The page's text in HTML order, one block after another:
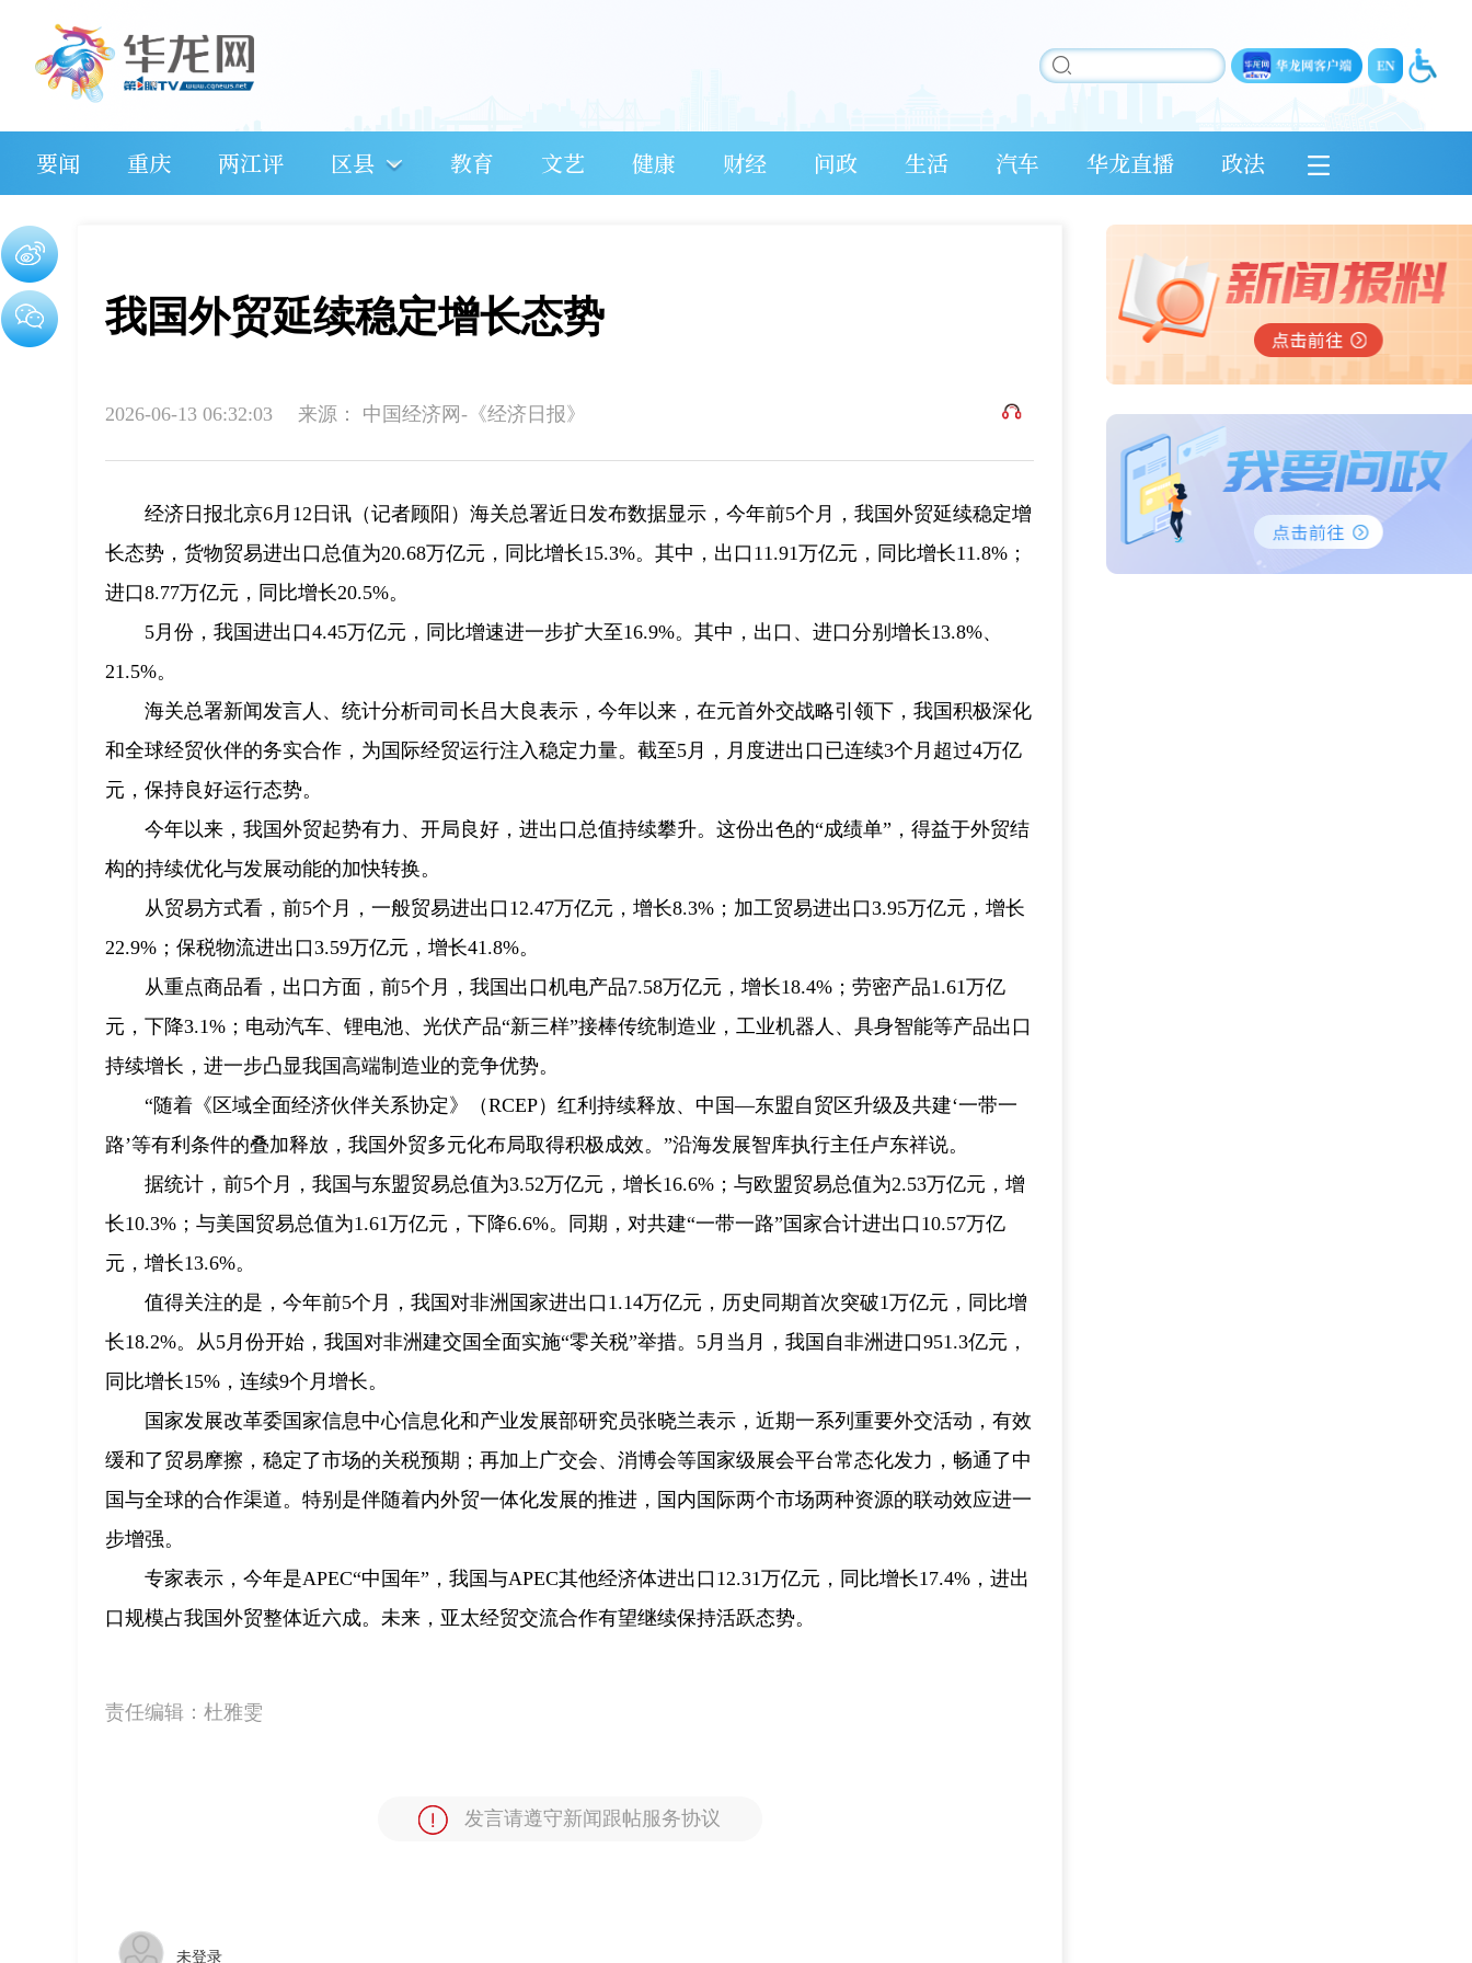
要闻 重庆 两江评 区县 教育 文艺 健康 财经 问政 生活 汽车 华龙直播 政法
我国外贸延续稳定增长态势
2026-06-13 06:32:03 来源： 中国经济网-《经济日报》
经济日报北京6月12日讯（记者顾阳）海关总署近日发布数据显示，今年前5个月，我国外贸延续稳定增
长态势，货物贸易进出口总值为20.68万亿元，同比增长15.3%。其中，出口11.91万亿元，同比增长11.8%；
进口8.77万亿元，同比增长20.5%。
5月份，我国进出口4.45万亿元，同比增速进一步扩大至16.9%。其中，出口、进口分别增长13.8%、
21.5%。
海关总署新闻发言人、统计分析司司长吕大良表示，今年以来，在元首外交战略引领下，我国积极深化
和全球经贸伙伴的务实合作，为国际经贸运行注入稳定力量。截至5月，月度进出口已连续3个月超过4万亿
元，保持良好运行态势。
今年以来，我国外贸起势有力、开局良好，进出口总值持续攀升。这份出色的“成绩单”，得益于外贸结
构的持续优化与发展动能的加快转换。
从贸易方式看，前5个月，一般贸易进出口12.47万亿元，增长8.3%；加工贸易进出口3.95万亿元，增长
22.9%；保税物流进出口3.59万亿元，增长41.8%。
从重点商品看，出口方面，前5个月，我国出口机电产品7.58万亿元，增长18.4%；劳密产品1.61万亿
元，下降3.1%；电动汽车、锂电池、光伏产品“新三样”接棒传统制造业，工业机器人、具身智能等产品出口
持续增长，进一步凸显我国高端制造业的竞争优势。
“随着《区域全面经济伙伴关系协定》（RCEP）红利持续释放、中国—东盟自贸区升级及共建‘一带一
路’等有利条件的叠加释放，我国外贸多元化布局取得积极成效。”沿海发展智库执行主任卢东祥说。
据统计，前5个月，我国与东盟贸易总值为3.52万亿元，增长16.6%；与欧盟贸易总值为2.53万亿元，增
长10.3%；与美国贸易总值为1.61万亿元，下降6.6%。同期，对共建“一带一路”国家合计进出口10.57万亿
元，增长13.6%。
值得关注的是，今年前5个月，我国对非洲国家进出口1.14万亿元，历史同期首次突破1万亿元，同比增
长18.2%。从5月份开始，我国对非洲建交国全面实施“零关税”举措。5月当月，我国自非洲进口951.3亿元，
同比增长15%，连续9个月增长。
国家发展改革委国家信息中心信息化和产业发展部研究员张晓兰表示，近期一系列重要外交活动，有效
缓和了贸易摩擦，稳定了市场的关税预期；再加上广交会、消博会等国家级展会平台常态化发力，畅通了中
国与全球的合作渠道。特别是伴随着内外贸一体化发展的推进，国内国际两个市场两种资源的联动效应进一
步增强。
专家表示，今年是APEC“中国年”，我国与APEC其他经济体进出口12.31万亿元，同比增长17.4%，进出
口规模占我国外贸整体近六成。未来，亚太经贸交流合作有望继续保持活跃态势。
责任编辑： 杜雅雯
发言请遵守新闻跟帖服务协议
未登录